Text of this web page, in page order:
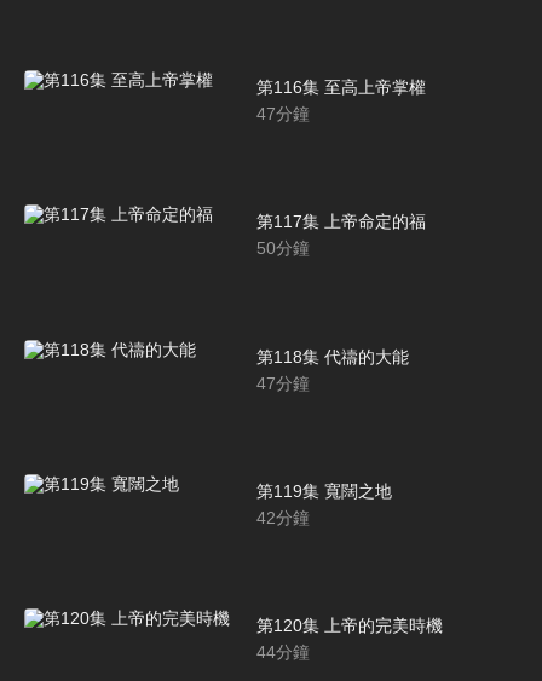
第116集 至高上帝掌權
47分鐘
第117集 上帝命定的福
50分鐘
第118集 代禱的大能
47分鐘
第119集 寬闊之地
42分鐘
第120集 上帝的完美時機
44分鐘